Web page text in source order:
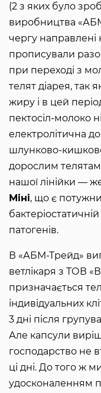
(2 з яких було
виробництва
чергу направлені
прописували
при переході з
телят діарея, так
жиру і в цей
пектосіл-молоко
електролітична
шлунково-
дорослим
нашої лінійки —
Міні, що є
патогенів.
В «АБМ-Трейд»
ветлікаря з ТОВ
призначається
індивідуальних
3 дні після
Але капсули
господарство не
ці дні. До того ж
удосконаленням